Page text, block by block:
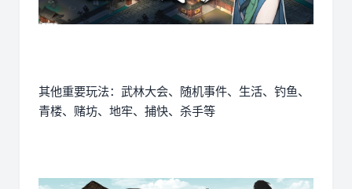
其他重要玩法：武林大会、随机事件、生活、钓鱼、
青楼、赌坊、地牢、捕快、杀手等